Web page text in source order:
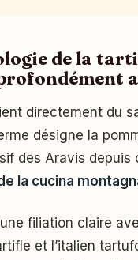
de la
directement du
désigne la
des Aravis depuis
de la cucina
filiation claire
et l’italien